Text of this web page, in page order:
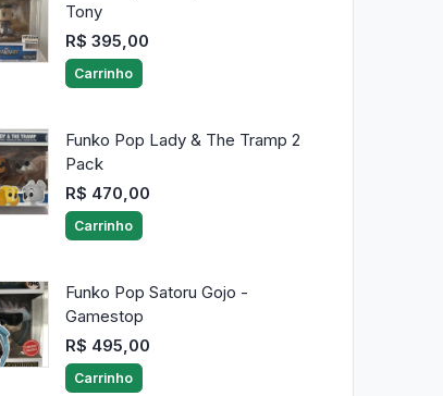
Tony
R$ 395,00
Carrinho
Funko Pop Lady & The Tramp 2
Pack
R$ 470,00
Carrinho
Funko Pop Satoru Gojo -
Gamestop
R$ 495,00
Carrinho